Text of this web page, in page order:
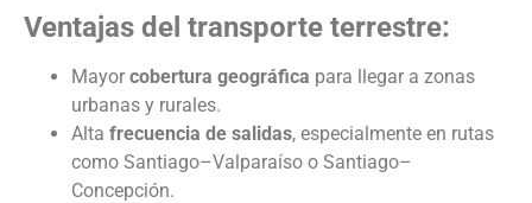
Ventajas del transporte terrestre:
Mayor cobertura geográfica para llegar a zonas
urbanas y rurales.
Alta frecuencia de salidas, especialmente en rutas
como Santiago–Valparaíso o Santiago–
Concepción.